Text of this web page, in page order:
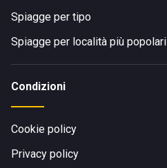
Spiagge per tipo
Spiagge per località più popolari
Condizioni
Cookie policy
Privacy policy